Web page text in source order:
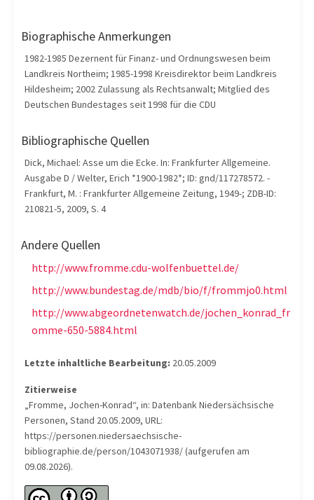
Biographische Anmerkungen
1982-1985 Dezernent für Finanz- und Ordnungswesen beim
Landkreis Northeim; 1985-1998 Kreisdirektor beim Landkreis
Hildesheim; 2002 Zulassung als Rechtsanwalt; Mitglied des
Deutschen Bundestages seit 1998 für die CDU
Bibliographische Quellen
Dick, Michael: Asse um die Ecke. In: Frankfurter Allgemeine.
Ausgabe D / Welter, Erich *1900-1982*; ID: gnd/117278572. -
Frankfurt, M. : Frankfurter Allgemeine Zeitung, 1949-; ZDB-ID:
210821-5, 2009, S. 4
Andere Quellen
http://www.fromme.cdu-wolfenbuettel.de/
http://www.bundestag.de/mdb/bio/f/frommjo0.html
http://www.abgeordnetenwatch.de/jochen_konrad_fr
omme-650-5884.html
Letzte inhaltliche Bearbeitung: 20.05.2009
Zitierweise
„Fromme, Jochen-Konrad“, in: Datenbank Niedersächsische
Personen, Stand 20.05.2009, URL:
https://personen.niedersaechsische-
bibliographie.de/person/1043071938/ (aufgerufen am
09.08.2026).